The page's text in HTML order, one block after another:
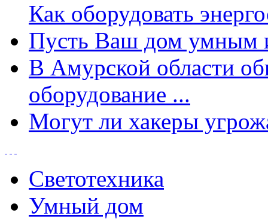
Как оборудовать
Пусть Ваш дом умным
В Амурской области
оборудование ...
Могут ли хакеры
Светотехника
Умный дом